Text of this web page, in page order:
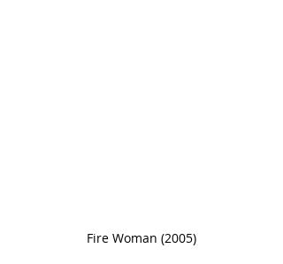
Fire Woman (2005)